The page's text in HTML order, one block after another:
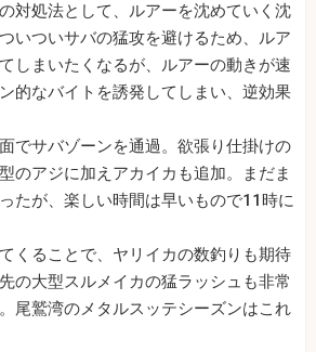
対処法として、ルアーを沈めていく沈
いついサバの猛攻を避けるため、ルア
しまいたくなるが、ルアーの動きが速
的なバイトを誘発してしまい、逆効果
でサバゾーンを通過。欲張り仕掛けの
のアジに加えアカイカも追加。まだま
たが、楽しい時間は早いもので11時に
くることで、ヤリイカの数釣りも期待
の大型スルメイカの猛ラッシュも非常
尾鷲湾のメタルスッテシーズンはこれ